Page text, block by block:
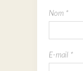
Nom *
E-mail *